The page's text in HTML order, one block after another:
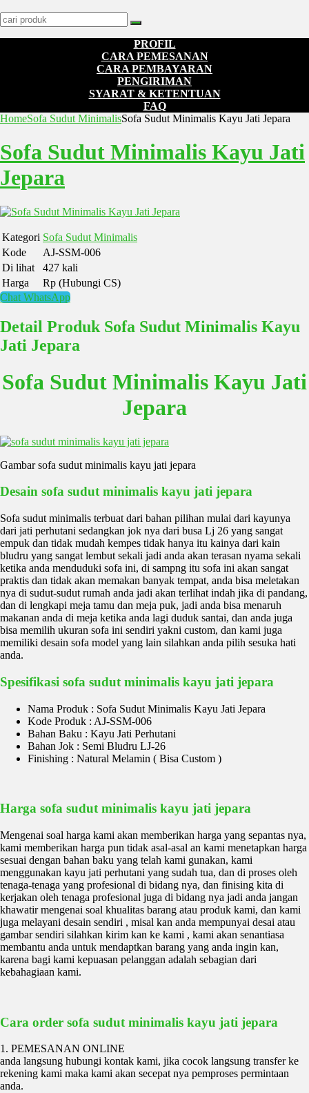
PROFIL
CARA PEMESANAN
CARA PEMBAYARAN
PENGIRIMAN
SYARAT & KETENTUAN
FAQ
HomeSofa Sudut MinimalisSofa Sudut Minimalis Kayu Jati Jepara
Sofa Sudut Minimalis Kayu Jati
Jepara
Kategori Sofa Sudut Minimalis
Kode
AJ-SSM-006
Di lihat
427 kali
Harga
Rp (Hubungi CS)
Chat WhatsApp
Detail Produk Sofa Sudut Minimalis Kayu
Jati Jepara
Sofa Sudut Minimalis Kayu Jati
Jepara
Gambar sofa sudut minimalis kayu jati jepara
Desain sofa sudut minimalis kayu jati jepara
Sofa sudut minimalis terbuat dari bahan pilihan mulai dari kayunya
dari jati perhutani sedangkan jok nya dari busa Lj 26 yang sangat
empuk dan tidak mudah kempes tidak hanya itu kainya dari kain
bludru yang sangat lembut sekali jadi anda akan terasan nyama sekali
ketika anda menduduki sofa ini, di sampng itu sofa ini akan sangat
praktis dan tidak akan memakan banyak tempat, anda bisa meletakan
nya di sudut-sudut rumah anda jadi akan terlihat indah jika di pandang,
dan di lengkapi meja tamu dan meja puk, jadi anda bisa menaruh
makanan anda di meja ketika anda lagi duduk santai, dan anda juga
bisa memilih ukuran sofa ini sendiri yakni custom, dan kami juga
memiliki desain sofa model yang lain silahkan anda pilih sesuka hati
anda.
Spesifikasi sofa sudut minimalis kayu jati jepara
Nama Produk : Sofa Sudut Minimalis Kayu Jati Jepara
Kode Produk : AJ-SSM-006
Bahan Baku : Kayu Jati Perhutani
Bahan Jok : Semi Bludru LJ-26
Finishing : Natural Melamin ( Bisa Custom )
Harga sofa sudut minimalis kayu jati jepara
Mengenai soal harga kami akan memberikan harga yang sepantas nya,
kami memberikan harga pun tidak asal-asal an kami menetapkan harga
sesuai dengan bahan baku yang telah kami gunakan, kami
menggunakan kayu jati perhutani yang sudah tua, dan di proses oleh
tenaga-tenaga yang profesional di bidang nya, dan finising kita di
kerjakan oleh tenaga profesional juga di bidang nya jadi anda jangan
khawatir mengenai soal khualitas barang atau produk kami, dan kami
juga melayani desain sendiri , misal kan anda mempunyai desai atau
gambar sendiri silahkan kirim kan ke kami , kami akan senantiasa
membantu anda untuk mendaptkan barang yang anda ingin kan,
karena bagi kami kepuasan pelanggan adalah sebagian dari
kebahagiaan kami.
Cara order sofa sudut minimalis kayu jati jepara
1. PEMESANAN ONLINE
anda langsung hubungi kontak kami, jika cocok langsung transfer ke
rekening kami maka kami akan secepat nya pemproses permintaan
anda.